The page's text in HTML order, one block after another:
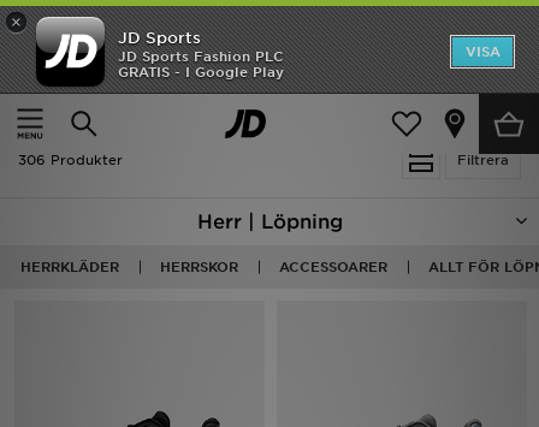
×
JD Sports
JD Sports Fashion PLC
GRATIS - I Google Play
VISA
Ny termin, ny stil Essentials för skolstarten
Hem
Herr
Filtrera
306 Produkter
Herr | Löpning
HERRKLÄDER HERRSKOR ACCESSOARER ALLT FÖR
Hem
Rea
Dam